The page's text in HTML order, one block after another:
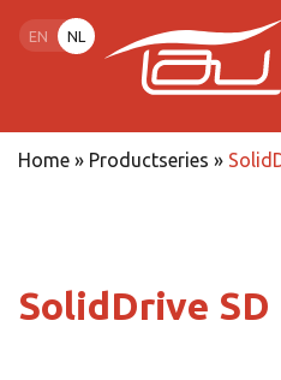
EN NL
Home » Productseries »
SolidDrive